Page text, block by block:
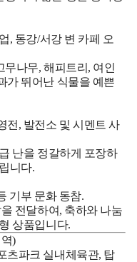
, 동강/서강 변 카페 오
무나무, 해피트리, 여인
가 뛰어난 식물을 예쁜
전, 발전소 및 시멘트 사
난을 정갈하게 포장하
니다.
기부 문화 동참.
전달하여, 축하와 나눔
상품입니다.
)
츠파크 실내체육관, 탑